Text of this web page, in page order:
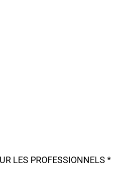
LES PROFESSIONNELS *